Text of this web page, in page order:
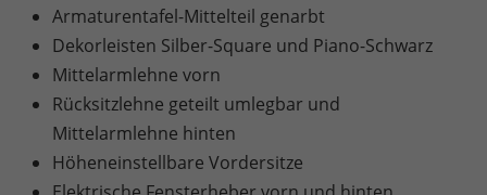
Armaturentafel-Mittelteil genarbt
Dekorleisten Silber-Square und Piano-Schwarz
Mittelarmlehne vorn
Rücksitzlehne geteilt umlegbar und
Mittelarmlehne hinten
Höheneinstellbare Vordersitze